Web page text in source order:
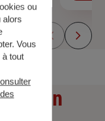
ou
alors
Vous
tout